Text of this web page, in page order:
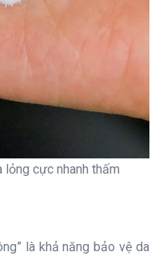
lỏng cực nhanh thấm
là khả năng bảo vệ da